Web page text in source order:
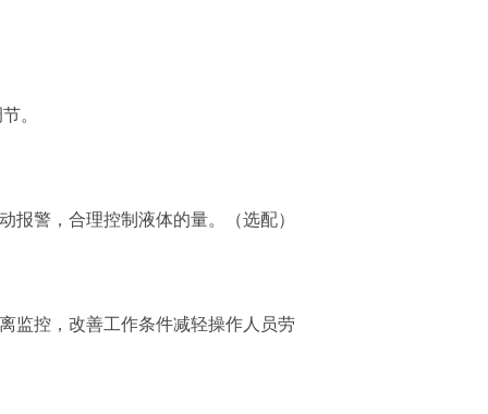
。
警，合理控制液体的量。（选配）
控，改善工作条件减轻操作人员劳